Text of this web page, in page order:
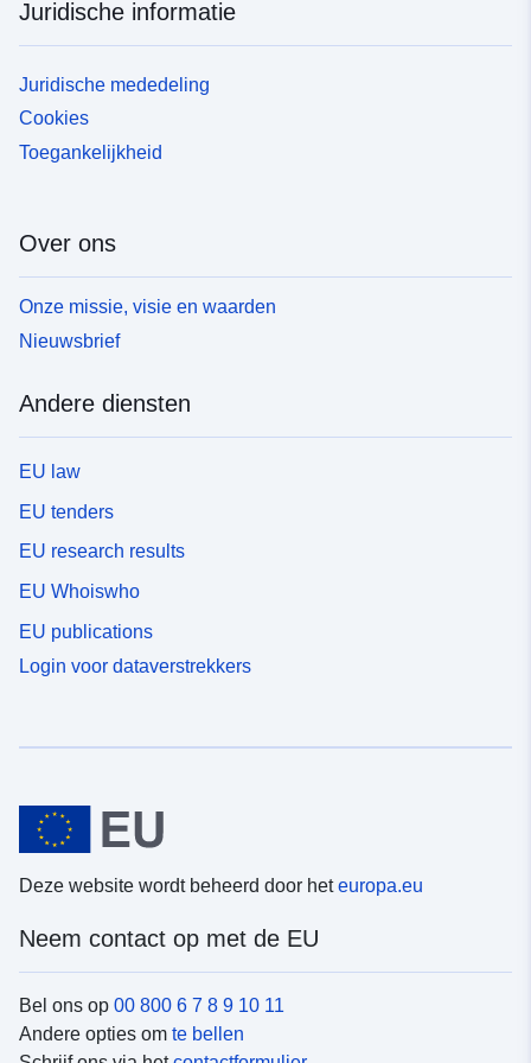
Juridische informatie
Juridische mededeling
Cookies
Toegankelijkheid
Over ons
Onze missie, visie en waarden
Nieuwsbrief
Andere diensten
EU law
EU tenders
EU research results
EU Whoiswho
EU publications
Login voor dataverstrekkers
Deze website wordt beheerd door heteuropa.eu
Neem contact op met de EU
Bel ons op 00 800 6 7 8 9 10 11
Andere opties om te bellen